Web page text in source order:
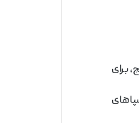
برای